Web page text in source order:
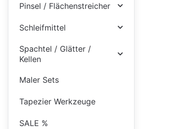
Pinsel / Flächenstreicher
Schleifmittel
Spachtel / Glätter /
Kellen
Maler Sets
Tapezier Werkzeuge
SALE %